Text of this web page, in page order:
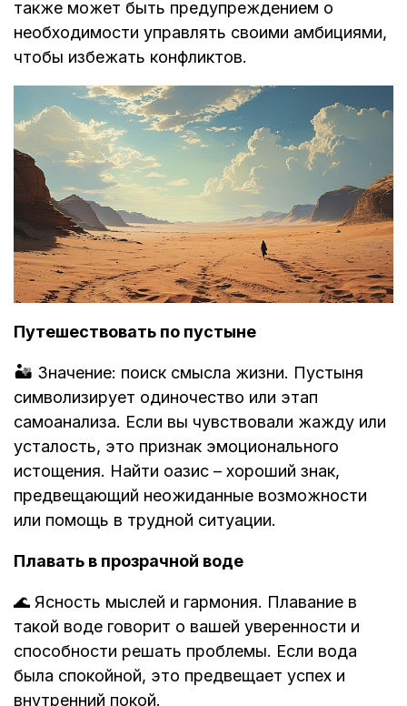
также может быть предупреждением о
необходимости управлять своими амбициями,
чтобы избежать конфликтов.
Путешествовать по пустыне
🏜️ Значение: поиск смысла жизни. Пустыня
символизирует одиночество или этап
самоанализа. Если вы чувствовали жажду или
усталость, это признак эмоционального
истощения. Найти оазис – хороший знак,
предвещающий неожиданные возможности
или помощь в трудной ситуации.
Плавать в прозрачной воде
🌊 Ясность мыслей и гармония. Плавание в
такой воде говорит о вашей уверенности и
способности решать проблемы. Если вода
была спокойной, это предвещает успех и
внутренний покой.